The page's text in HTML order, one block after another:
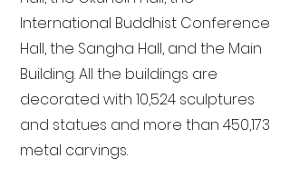
International Buddhist Conference
Hall, the Sangha Hall, and the Main
Building. All the buildings are
decorated with 10,524 sculptures
and statues and more than 450,173
metal carvings.